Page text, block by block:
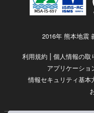
2016年 熊本地震
利用規約 | 個人情報の取
アプリケーショ
情報セキュリティ基本